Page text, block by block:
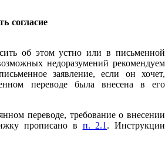
согласие
об этом устно или в письменной
недоразумений рекомендуем
заявление, если он хочет,
переводе была внесена в его
переводе, требование о внесении
прописано в п. 2.1 . Инструкции